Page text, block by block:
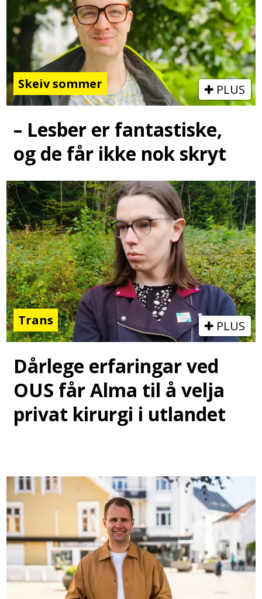
Skeiv sommer PLUS
– Lesber er fantastiske,
og de får ikke nok skryt
Trans PLUS
Dårlege erfaringar ved
OUS får Alma til å velja
privat kirurgi i utlandet